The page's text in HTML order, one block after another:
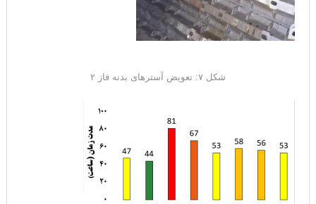
شکل ۷: تعویض آسترهای بدنه فاز ۲